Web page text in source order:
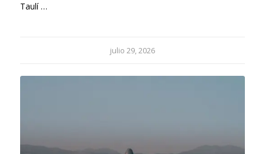
Taulí …
julio 29, 2026